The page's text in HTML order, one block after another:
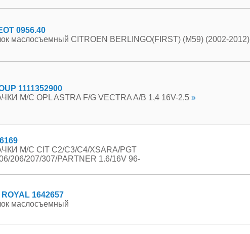
0956.40
маслосъемный CITROEN BERLINGO(FIRST) (M59) (2002-2012)
1111352900
М/С OPL ASTRA F/G VECTRA A/B 1,4 16V-2,5 »
М/С CIT C2/C3/C4/XSARA/PGT
206/207/307/PARTNER 1.6/16V 96-
ROYAL 1642657
маслосъемный